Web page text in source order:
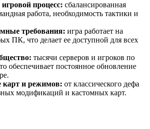
процесс: сбалансированная
работа, необходимость тактики и
требования: игра работает на
ПК, что делает ее доступной для всех
тысячи серверов и игроков по
обеспечивает постоянное обновление
карт и режимов: от классического дефа
модификаций и кастомных карт.